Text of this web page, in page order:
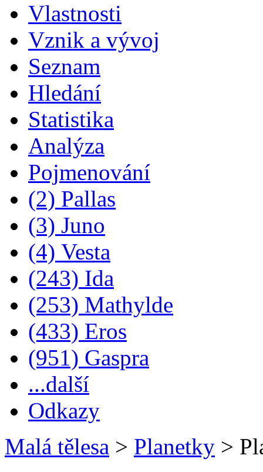
Vlastnosti
Vznik a vývoj
Seznam
Hledání
Statistika
Analýza
Pojmenování
(2) Pallas
(3) Juno
(4) Vesta
(243) Ida
(253) Mathylde
(433) Eros
(951) Gaspra
...další
Odkazy
Malá tělesa > Planetky >